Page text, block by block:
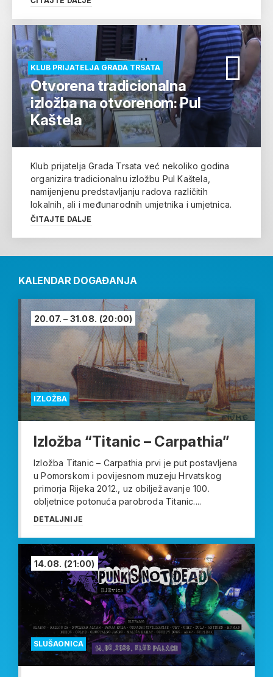
KLUB PRIJATELJA GRADA TRSATA
Otvorena tradicionalna
izložba na otvorenom: Pul
Kaštela
Klub prijatelja Grada Trsata već nekoliko godina
organizira tradicionalnu izložbu Pul Kaštela,
namijenjenu predstavljanju radova različitih
lokalnih, ali i međunarodnih umjetnika i umjetnica.
ČITAJTE DALJE
KALENDAR DOGAĐANJA
IZLOŽBA
20.07. – 31.08. (20:00)
Izložba “Titanic – Carpathia”
Izložba Titanic – Carpathia prvi je put postavljena
u Pomorskom i povijesnom muzeju Hrvatskog
primorja Rijeka 2012., uz obilježavanje 100.
obljetnice potonuća parobroda Titanic....
DETALJNIJE
SLUŠAONICA
14.08. (21:00)